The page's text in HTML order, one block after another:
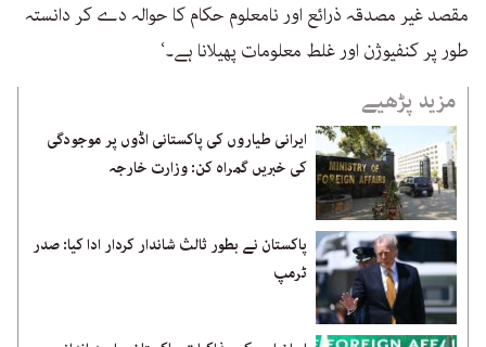
مقصد غیر مصدقہ ذرائع اور نامعلوم حکام کا حوالہ دے کر دانستہ
طور پر کنفیوژن اور غلط معلومات پھیلانا ہے۔‘
مزید پڑھیے
ایرانی طیاروں کی پاکستانی اڈوں پر موجودگی
کی خبریں گمراہ کن: وزارت خارجہ
پاکستان نے بطور ثالث شاندار کردار ادا کیا: صدر
ٹرمپ